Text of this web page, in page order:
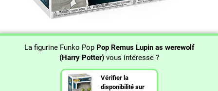
La figurine Funko Pop Pop Remus Lupin as werewolf
(Harry Potter)vous intéresse ?
Vérifier la
disponibilité sur